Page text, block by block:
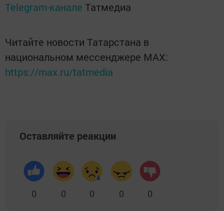
Telegram-канале Татмедиа
Читайте новости Татарстана в
национальном мессенджере MАХ:
https://max.ru/tatmedia
Оставляйте реакции
0 0 0 0 0